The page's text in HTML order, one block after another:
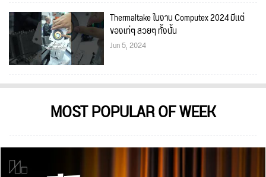
Thermaltake ในงาน Computex 2024 มีเเต่
ของเท่ๆ สวยๆ ทั้งนั้น
Jun 5, 2024
MOST POPULAR OF WEEK